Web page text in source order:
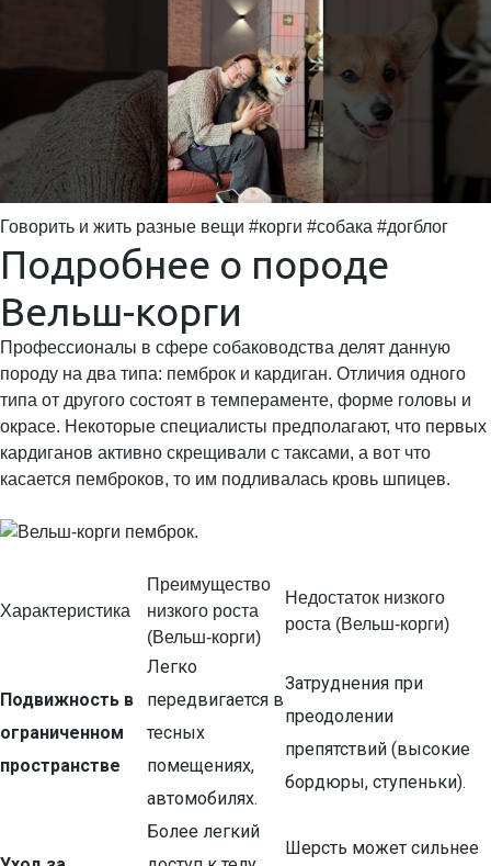
Говорить и жить разные вещи #корги #собака #догблог
Подробнее о породе
Вельш-корги
Профессионалы в сфере собаководства делят данную
породу на два типа: пемброк и кардиган. Отличия одного
типа от другого состоят в темпераменте, форме головы и
окрасе. Некоторые специалисты предполагают, что первых
кардиганов активно скрещивали с таксами, а вот что
касается пемброков, то им подливалась кровь шпицев.
Характеристика
Преимущество
низкого роста
(Вельш-корги)
Недостаток низкого
роста (Вельш-корги)
Подвижность в
ограниченном
пространстве
Легко
передвигается в
тесных
помещениях,
автомобилях.
Затруднения при
преодолении
препятствий (высокие
бордюры, ступеньки).
Более легкий
Шерсть может сильнее